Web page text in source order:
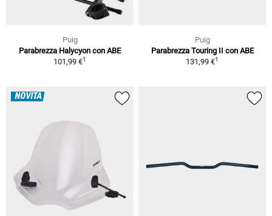
Puig
Parabrezza Halycyon con ABE
101,99 €1
Puig
Parabrezza Touring II con ABE
131,99 €1
NOVITÀ